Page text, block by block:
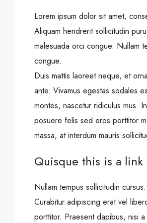
Lorem ipsum dolor sit amet,
Aliquam hendrerit sollicitudin
malesuada orci congue. Nullam
congue.
Duis mattis laoreet neque, et
ante. Vivamus egestas sodales
montes, nascetur ridiculus mus.
posuere felis sed eros porttitor
massa, at interdum mauris
Quisque this is a
Nullam tempus sollicitudin
Curabitur adipiscing erat vel
porttitor. Praesent dapibus, nisi